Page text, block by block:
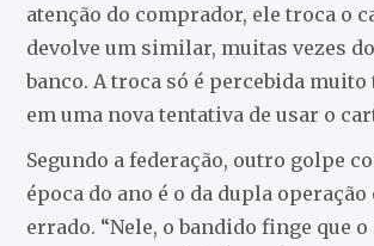
atenção do comprador, ele troca o
devolve um similar, muitas vezes
banco. A troca só é percebida
em uma nova tentativa de usar o
Segundo a federação, outro golpe
época do ano é o da dupla
errado. “Nele, o bandido finge que